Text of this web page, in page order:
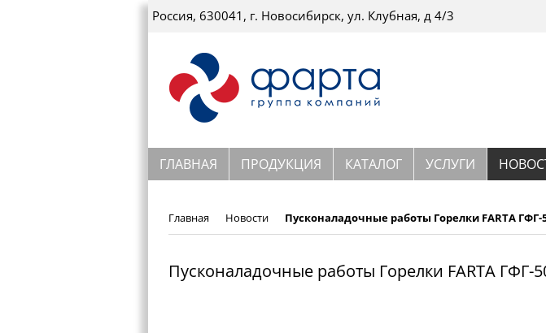
Россия, 630041, г. Новосибирск, ул. Клубная, д 4/3
ГЛАВНАЯ ПРОДУКЦИЯ КАТАЛОГ УСЛУГИ
Главная Новости Пусконаладочные работы Горелки FARTA ГФГ-
Пусконаладочные работы Горелки FARTA ГФГ-